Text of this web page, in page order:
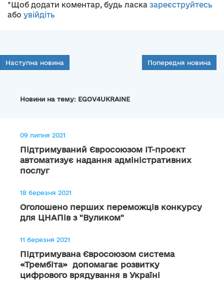
*Щоб додати коментар, будь ласка зареєструйтесь
або увійдіть
Наступна новина Попередня новина
Новини на тему: EGOV4UKRAINE
09 липня 2021
Підтримуваний Євросоюзом IT-проєкт
автоматизує надання адміністративних
послуг
18 березня 2021
Оголошено перших переможців конкурсу
для ЦНАПів з "Вуликом"
11 березня 2021
Підтримувана Євросоюзом система
«Трембіта» допомагає розвитку
цифрового врядування в Україні